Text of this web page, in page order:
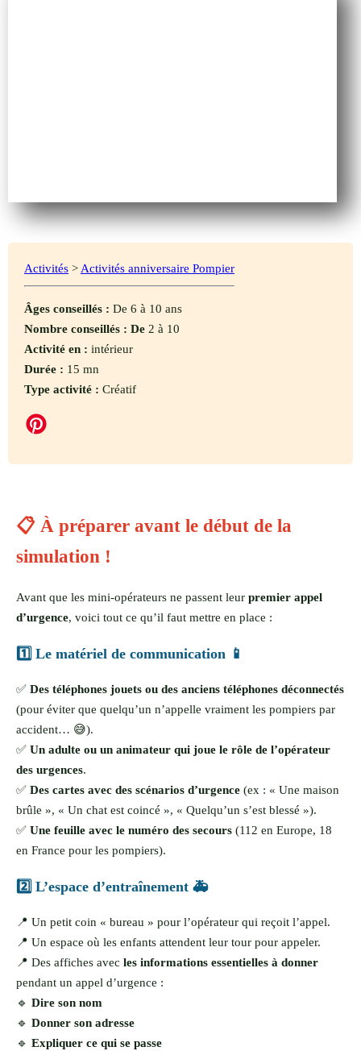
Activités > Activités anniversaire Pompier
Âges conseillés : De 6 à 10 ans
Nombre conseillés : De 2 à 10
Activité en : intérieur
Durée : 15 mn
Type activité : Créatif
📋 À préparer avant le début de la
simulation !
Avant que les mini-opérateurs ne passent leur premier appel
d’urgence, voici tout ce qu’il faut mettre en place :
1️⃣ Le matériel de communication 📱
✅ Des téléphones jouets ou des anciens téléphones déconnectés
(pour éviter que quelqu’un n’appelle vraiment les pompiers par
accident… 😅).
✅ Un adulte ou un animateur qui joue le rôle de l’opérateur
des urgences.
✅ Des cartes avec des scénarios d’urgence (ex : « Une maison
brûle », « Un chat est coincé », « Quelqu’un s’est blessé »).
✅ Une feuille avec le numéro des secours (112 en Europe, 18
en France pour les pompiers).
2️⃣ L’espace d’entraînement 🚑
📍 Un petit coin « bureau » pour l’opérateur qui reçoit l’appel.
📍 Un espace où les enfants attendent leur tour pour appeler.
📍 Des affiches avec les informations essentielles à donner
pendant un appel d’urgence :
🔹 Dire son nom
🔹 Donner son adresse
🔹 Expliquer ce qui se passe